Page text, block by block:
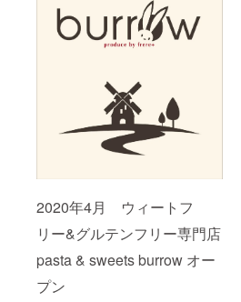
2020年4月 ウィートフ
リー&グルテンフリー専門店
pasta & sweets burrow オー
プン